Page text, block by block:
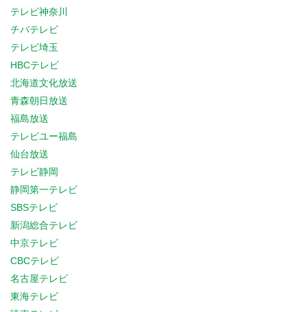
テレビ神奈川
チバテレビ
テレビ埼玉
HBCテレビ
北海道文化放送
青森朝日放送
福島放送
テレビユー福島
仙台放送
テレビ静岡
静岡第一テレビ
SBSテレビ
新潟総合テレビ
中京テレビ
CBCテレビ
名古屋テレビ
東海テレビ